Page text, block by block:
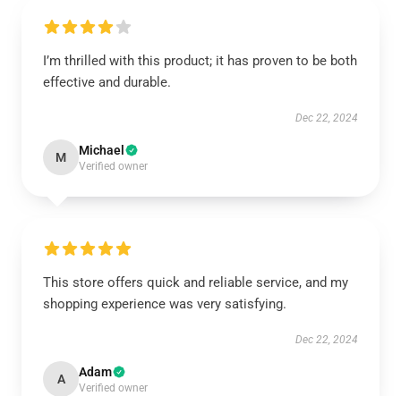
I’m thrilled with this product; it has proven to be both
effective and durable.
Dec 22, 2024
M Michael
Verified owner
This store offers quick and reliable service, and my
shopping experience was very satisfying.
Dec 22, 2024
A Adam
Verified owner